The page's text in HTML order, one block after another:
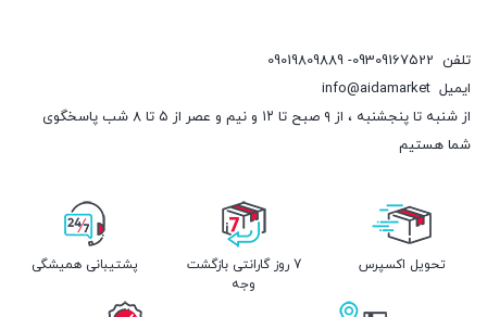
تلفن 09309167522- 09019809889
ایمیل info@aidamarket
از شنبه تا پنجشنبه ، از ۹ صبح تا ۱۲ و نیم و عصر از ۵ تا ۸ شب پاسخگوی
شما هستیم
تحویل اکسپرس
7 روز گارانتی بازگشت
وجه
پشتیبانی همیشگی